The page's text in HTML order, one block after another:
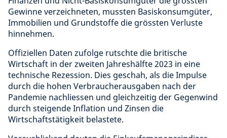
Gewinne verzeichneten, mussten Basiskonsumgüter,
Immobilien und Grundstoffe die grössten Verluste
hinnehmen.
Offiziellen Daten zufolge rutschte die britische
Wirtschaft in der zweiten Jahreshälfte 2023 in eine
technische Rezession. Dies geschah, als die Impulse
durch die hohen Verbraucherausgaben nach der
Pandemie nachliessen und gleichzeitig der Gegenwind
durch steigende Inflation und Zinsen die
Wirtschaftstätigkeit belastete.